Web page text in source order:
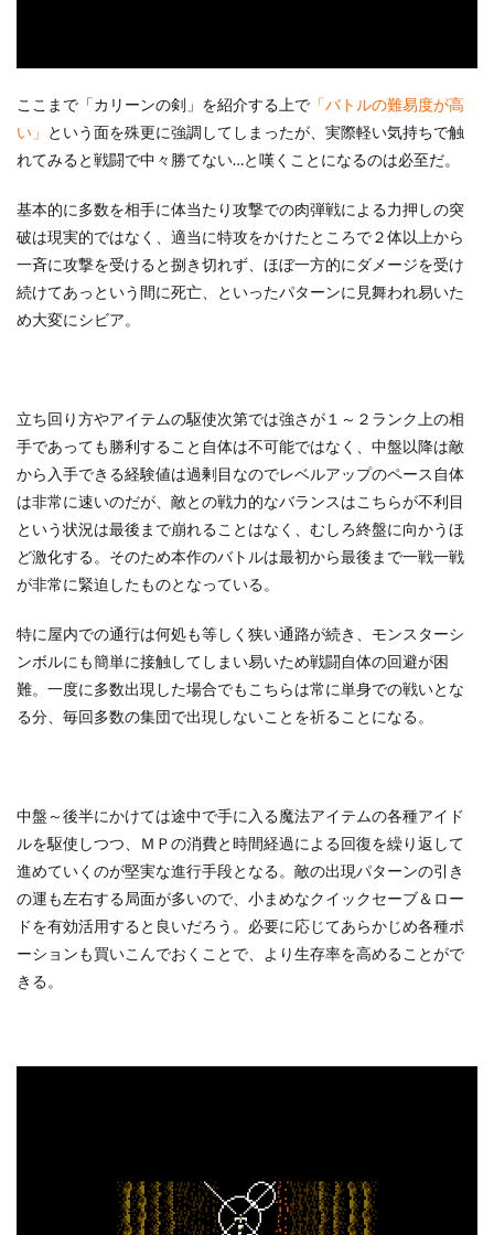
ここまで「カリーンの剣」を紹介する上で 「バトルの難易度が高
い」 という面を殊更に強調してしまったが、実際軽い気持ちで触
れてみると戦闘で中々勝てない…と嘆くことになるのは必至だ。
基本的に多数を相手に体当たり攻撃での肉弾戦による力押しの突
破は現実的ではなく、適当に特攻をかけたところで２体以上から
一斉に攻撃を受けると捌き切れず、ほぼ一方的にダメージを受け
続けてあっという間に死亡、といったパターンに見舞われ易いた
め大変にシビア。
立ち回り方やアイテムの駆使次第では強さが１～２ランク上の相
手であっても勝利すること自体は不可能ではなく、中盤以降は敵
から入手できる経験値は過剰目なのでレベルアップのペース自体
は非常に速いのだが、敵との戦力的なバランスはこちらが不利目
という状況は最後まで崩れることはなく、むしろ終盤に向かうほ
ど激化する。そのため本作のバトルは最初から最後まで一戦一戦
が非常に緊迫したものとなっている。
特に屋内での通行は何処も等しく狭い通路が続き、モンスターシ
ンボルにも簡単に接触してしまい易いため戦闘自体の回避が困
難。一度に多数出現した場合でもこちらは常に単身での戦いとな
る分、毎回多数の集団で出現しないことを祈ることになる。
中盤～後半にかけては途中で手に入る魔法アイテムの各種アイド
ルを駆使しつつ、ＭＰの消費と時間経過による回復を繰り返して
進めていくのが堅実な進行手段となる。敵の出現パターンの引き
の運も左右する局面が多いので、小まめなクイックセーブ＆ロー
ドを有効活用すると良いだろう。必要に応じてあらかじめ各種ポ
ーションも買いこんでおくことで、より生存率を高めることがで
きる。